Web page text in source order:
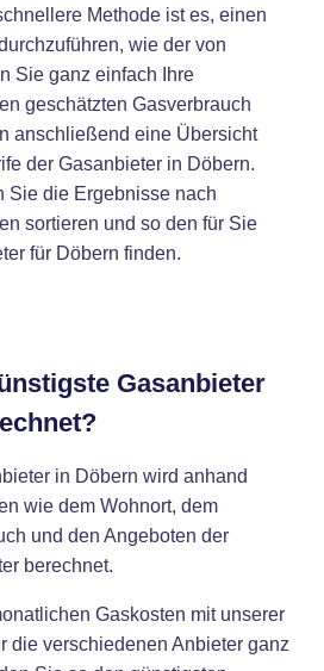
Methode ist es, einen
wie der von
Sie ganz einfach Ihre
geschätzten Gasverbrauch
anschließend eine Übersicht
der Gasanbieter in Döbern.
Sie die Ergebnisse nach
sortieren und so den für Sie
für Döbern finden.
Gasanbieter
in Döbern wird anhand
wie dem Wohnort, dem
und den Angeboten der
berechnet.
Gaskosten mit unserer
die verschiedenen Anbieter ganz